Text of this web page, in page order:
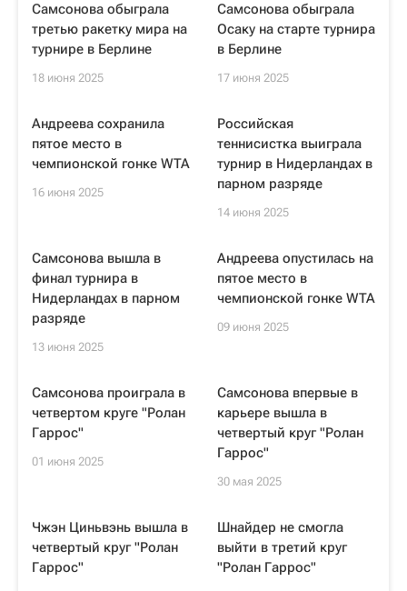
Самсонова обыграла
третью ракетку мира на
турнире в Берлине
18 июня 2025
Самсонова обыграла
Осаку на старте турнира
в Берлине
17 июня 2025
Андреева сохранила
пятое место в
чемпионской гонке WTA
16 июня 2025
Российская
теннисистка выиграла
турнир в Нидерландах в
парном разряде
14 июня 2025
Самсонова вышла в
финал турнира в
Нидерландах в парном
разряде
13 июня 2025
Андреева опустилась на
пятое место в
чемпионской гонке WTA
09 июня 2025
Самсонова проиграла в
четвертом круге "Ролан
Гаррос"
01 июня 2025
Самсонова впервые в
карьере вышла в
четвертый круг "Ролан
Гаррос"
30 мая 2025
Чжэн Циньвэнь вышла в
четвертый круг "Ролан
Гаррос"
Шнайдер не смогла
выйти в третий круг
"Ролан Гаррос"